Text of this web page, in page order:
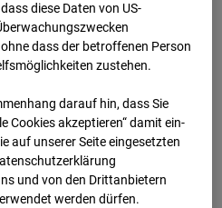
Heddesheim
29 13:30
diese Daten von US-
dass der betroffenen Person
zustehen.
darauf hin, dass Sie
Cookies akzeptieren“ damit ein­
auf unserer Seite eingesetzten
und von den Drittanbietern
werden dürfen.